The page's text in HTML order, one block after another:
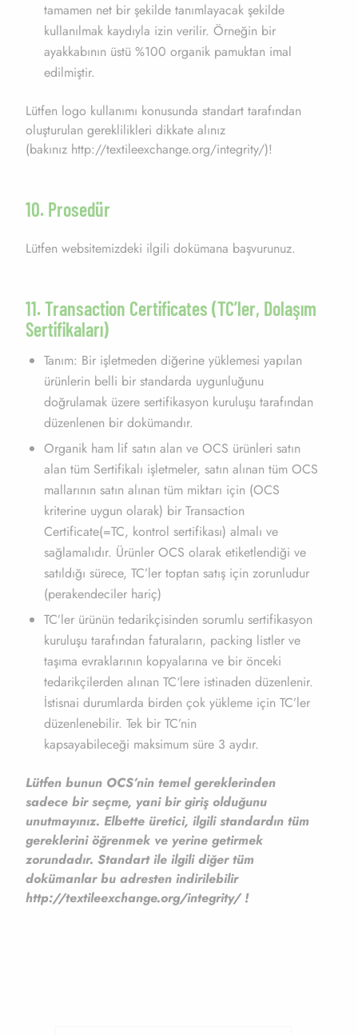
tamamen net bir şekilde tanımlayacak şekilde
kullanılmak kaydıyla izin verilir. Örneğin bir
ayakkabının üstü %100 organik pamuktan imal
edilmiştir.
Lütfen logo kullanımı konusunda standart tarafından
oluşturulan gereklilikleri dikkate alınız
(bakınız http://textileexchange.org/integrity/)!
10. Prosedür
Lütfen websitemizdeki ilgili dokümana başvurunuz.
11. Transaction Certificates (TC’ler, Dolaşım
Sertifikaları)
Tanım: Bir işletmeden diğerine yüklemesi yapılan
ürünlerin belli bir standarda uygunluğunu
doğrulamak üzere sertifikasyon kuruluşu tarafından
düzenlenen bir dokümandır.
Organik ham lif satın alan ve OCS ürünleri satın
alan tüm Sertifikalı işletmeler, satın alınan tüm OCS
mallarının satın alınan tüm miktarı için (OCS
kriterine uygun olarak) bir Transaction
Certificate(=TC, kontrol sertifikası) almalı ve
sağlamalıdır. Ürünler OCS olarak etiketlendiği ve
satıldığı sürece, TC’ler toptan satış için zorunludur
(perakendeciler hariç)
TC’ler ürünün tedarikçisinden sorumlu sertifikasyon
kuruluşu tarafından faturaların, packing listler ve
taşıma evraklarının kopyalarına ve bir önceki
tedarikçilerden alınan TC‘lere istinaden düzenlenir.
İstisnai durumlarda birden çok yükleme için TC’ler
düzenlenebilir. Tek bir TC’nin
kapsayabileceği maksimum süre 3 aydır.
Lütfen bunun OCS’nin temel gereklerinden
sadece bir seçme, yani bir giriş olduğunu
unutmayınız. Elbette üretici, ilgili standardın tüm
gereklerini öğrenmek ve yerine getirmek
zorundadır. Standart ile ilgili diğer tüm
dokümanlar bu adresten indirilebilir
http://textileexchange.org/integrity/!